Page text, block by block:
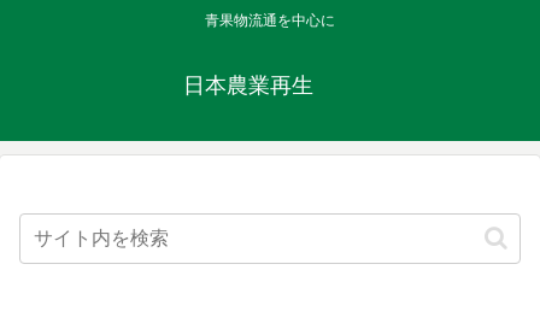
青果物流通を中心に
日本農業再生